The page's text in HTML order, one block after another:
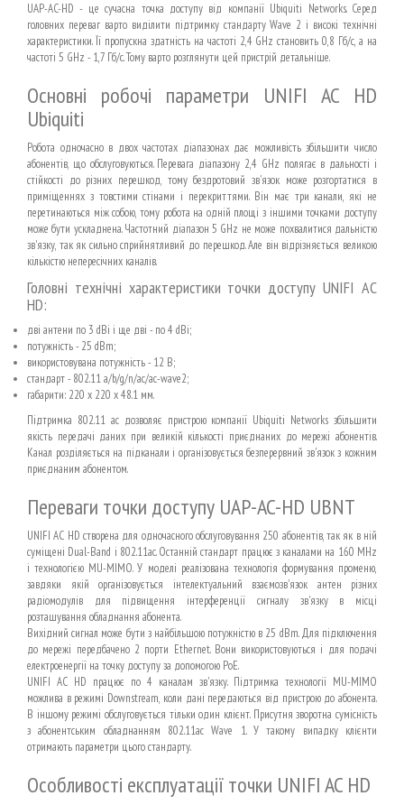
UAP-AC-HD - це сучасна точка доступу від компанії Ubiquiti Networks. Серед
головних переваг варто виділити підтримку стандарту Wave 2 і високі технічні
характеристики. Її пропускна здатність на частоті 2,4 GHz становить 0,8 Гб/с, а на
частоті 5 GHz - 1,7 Гб/с. Тому варто розглянути цей пристрій детальніше.
Основні робочі параметри UNIFI AC HD
Ubiquiti
Робота одночасно в двох частотах діапазонах дає можливість збільшити число
абонентів, що обслуговуються. Перевага діапазону 2,4 GHz полягає в дальності і
стійкості до різних перешкод, тому бездротовий зв'язок може розгортатися в
приміщеннях з товстими стінами і перекриттями. Він має три канали, які не
перетинаються між собою, тому робота на одній площі з іншими точками доступу
може бути ускладнена. Частотний діапазон 5 GHz не може похвалитися дальністю
зв'язку, так як сильно сприйнятливий до перешкод. Але він відрізняється великою
кількістю непересічних каналів.
Головні технічні характеристики точки доступу UNIFI AC
HD:
дві антени по 3 dBi і ще дві - по 4 dBi;
потужність - 25 dBm;
використовувана потужність - 12 В;
стандарт - 802.11 a/b/g/n/ac/ac-wave2;
габарити: 220 х 220 х 48.1 мм.
Підтримка 802.11 ac дозволяє пристрою компанії Ubiquiti Networks збільшити
якість передачі даних при великій кількості приєднаних до мережі абонентів.
Канал розділяється на підканали і організовується безперервний зв'язок з кожним
приєднаним абонентом.
Переваги точки доступу UAP-AC-HD UBNT
UNIFI AC HD створена для одночасного обслуговування 250 абонентів, так як в ній
суміщені Dual-Band і 802.11ac. Останній стандарт працює з каналами на 160 MHz
і технологією MU-MIMO. У моделі реалізована технологія формування променю,
завдяки якій організовується інтелектуальний взаємозв'язок антен різних
радіомодулів для підвищення інтерференції сигналу зв'язку в місці
розташування обладнання абонента.
Вихідний сигнал може бути з найбільшою потужністю в 25 dBm. Для підключення
до мережі передбачено 2 порти Ethernet. Вони використовуються і для подачі
електроенергії на точку доступу за допомогою PoE.
UNIFI AC HD працює по 4 каналам зв'язку. Підтримка технології MU-MIMO
можлива в режимі Downstream, коли дані передаються від пристрою до абонента.
В іншому режимі обслуговується тільки один клієнт. Присутня зворотна сумісність
з абонентським обладнанням 802.11ac Wave 1. У такому випадку клієнти
отримають параметри цього стандарту.
Особливості експлуатації точки UNIFI AC HD